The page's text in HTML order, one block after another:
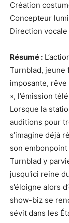
Création
Concepteur
Direction vocale
Résumé :
Turnblad, jeune
imposante,
», l’émission
Lorsque la
auditions pour
s’imagine déjà
son
Turnblad y
jusqu'ici reine
s’éloigne alors
show-biz se
sévit dans les